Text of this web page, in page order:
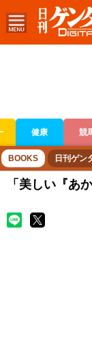
健康 競
ボートレース 競輪
BOOKS 日刊ゲン
「美しい『あ